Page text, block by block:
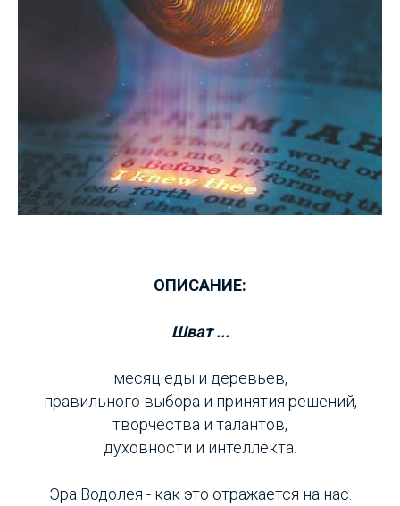
ОПИСАНИЕ:
Шват ...
месяц еды и деревьев,
правильного выбора и принятия решений,
творчества и талантов,
духовности и интеллекта.
Эра Водолея - как это отражается на нас.